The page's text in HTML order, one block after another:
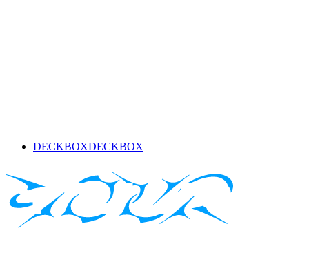
DECKBOXDECKBOX